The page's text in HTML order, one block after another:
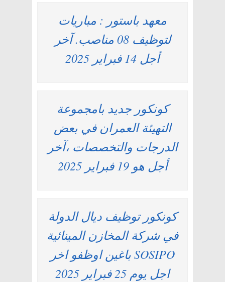
معهد باستور : مباريات
لتوظيف 08 مناصب. آخر
أجل 14 فبراير 2025
كونكور جديد بامجموعة
التهيئة العمران في بعض
الدرجات والتخصصات ،آخر
أجل هو 19 فبراير 2025
كونكور توظيف ديال الدولة
في شركة المخازن المينائية
SOSIPO باغين اوظفو اخر
اجل يوم 25 فبراير 2025